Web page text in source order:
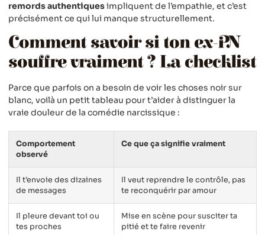
remords authentiquesimpliquent de l’empathie, et c’est
précisément ce qui lui manque structurellement.
Comment savoir si ton ex-PN
souffre vraiment ? La checklist
Parce que parfois on a besoin de voir les choses noir sur
blanc, voilà un petit tableau pour t’aider à distinguer la
vraie douleur de la comédie narcissique :
Comportement
observé
Ce que ça signifie vraiment
Il t’envoie des dizaines
de messages
Il veut reprendre le contrôle, pas
te reconquérir par amour
Il pleure devant toi ou
tes proches
Mise en scène pour susciter ta
pitié et te faire revenir